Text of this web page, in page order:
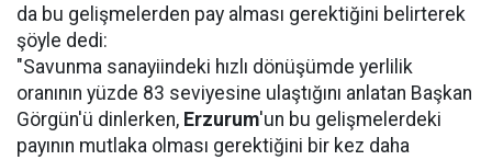
da bu gelişmelerden pay alması gerektiğini belirterek
şöyle dedi:
"Savunma sanayiindeki hızlı dönüşümde yerlilik
oranının yüzde 83 seviyesine ulaştığını anlatan Başkan
Görgün'ü dinlerken, Erzurum'un bu gelişmelerdeki
payının mutlaka olması gerektiğini bir kez daha